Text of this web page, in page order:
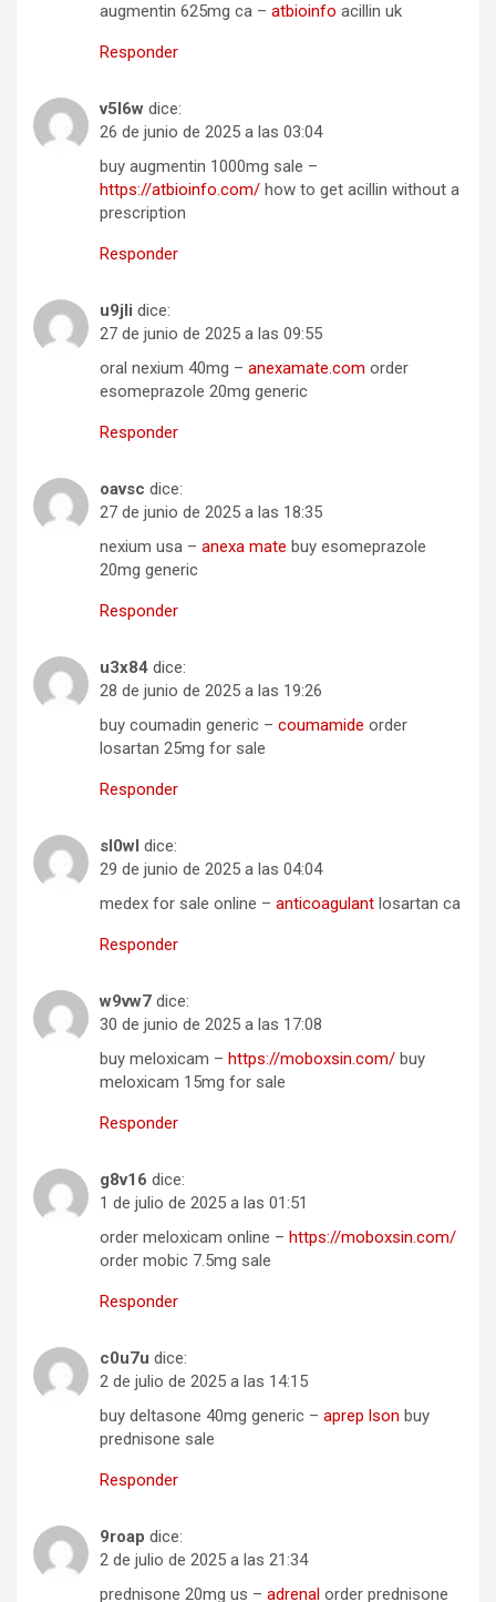
augmentin 625mg ca – atbioinfo acillin uk
Responder
v5l6w dice:
26 de junio de 2025 a las 03:04
buy augmentin 1000mg sale –
https://atbioinfo.com/ how to get acillin without a
prescription
Responder
u9jli dice:
27 de junio de 2025 a las 09:55
oral nexium 40mg – anexamate.com order
esomeprazole 20mg generic
Responder
oavsc dice:
27 de junio de 2025 a las 18:35
nexium usa – anexa mate buy esomeprazole
20mg generic
Responder
u3x84 dice:
28 de junio de 2025 a las 19:26
buy coumadin generic – coumamide order
losartan 25mg for sale
Responder
sl0wl dice:
29 de junio de 2025 a las 04:04
medex for sale online – anticoagulant losartan ca
Responder
w9vw7 dice:
30 de junio de 2025 a las 17:08
buy meloxicam – https://moboxsin.com/ buy
meloxicam 15mg for sale
Responder
g8v16 dice:
1 de julio de 2025 a las 01:51
order meloxicam online – https://moboxsin.com/
order mobic 7.5mg sale
Responder
c0u7u dice:
2 de julio de 2025 a las 14:15
buy deltasone 40mg generic – aprep lson buy
prednisone sale
Responder
9roap dice:
2 de julio de 2025 a las 21:34
prednisone 20mg us – adrenal order prednisone